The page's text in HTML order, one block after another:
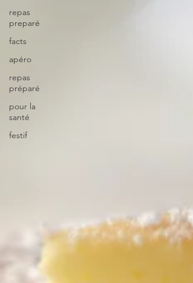
repas
preparé
facts
apéro
repas
préparé
pour la
santé
festif